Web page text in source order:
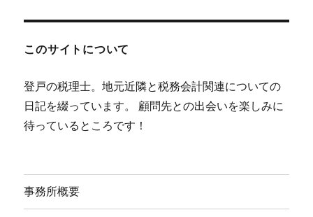
このサイトについて
登戸の税理士。地元近隣と税務会計関連についての
日記を綴っています。 顧問先との出会いを楽しみに
待っているところです！
事務所概要